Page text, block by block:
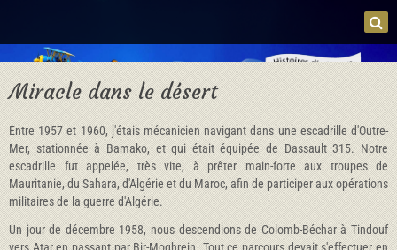
Miracle dans le désert
Entre 1957 et 1960, j'étais mécanicien navigant dans une escadrille d'Outre-
Mer, stationnée à Bamako, et qui était équipée de Dassault 315. Notre
escadrille fut appelée, très vite, à prêter main-forte aux troupes de
Mauritanie, du Sahara, d'Algérie et du Maroc, afin de participer aux opéra­tions
militaires de la guerre d'Algérie.
Un jour de décembre 1958, nous descendions de Colomb-Béchar à Tindouf